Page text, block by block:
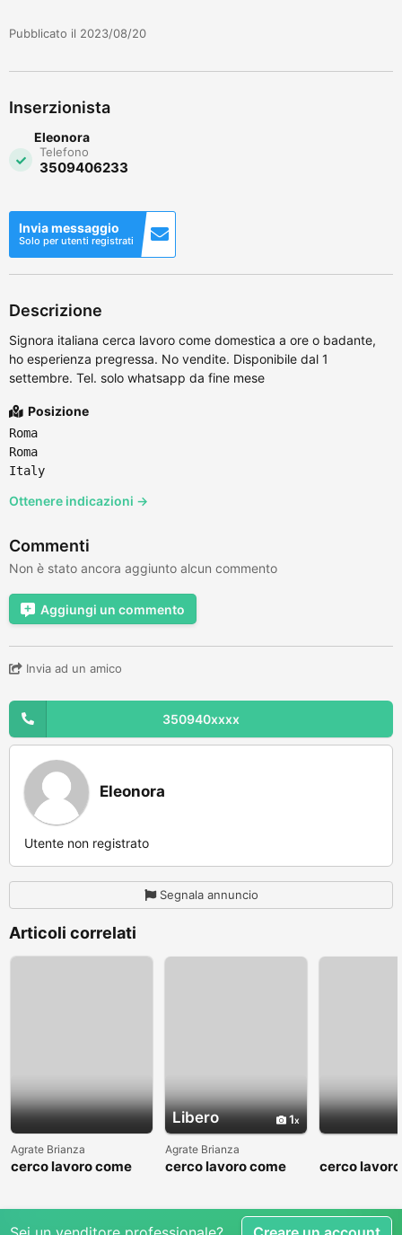
Pubblicato il 2023/08/20
Inserzionista
Eleonora
Telefono
3509406233
Invia messaggio
Solo per utenti registrati
Descrizione
Signora italiana cerca lavoro come domestica a ore o badante,
ho esperienza pregressa. No vendite. Disponibile dal 1
settembre. Tel. solo whatsapp da fine mese
Posizione
Roma
Roma
Italy
Ottenere indicazioni →
Commenti
Non è stato ancora aggiunto alcun commento
Aggiungi un commento
Invia ad un amico
350940xxxx
Eleonora
Utente non registrato
Segnala annuncio
Articoli correlati
Agrate Brianza
cerco lavoro come
Libero 1
Agrate Brianza
cerco lavoro come
cerco